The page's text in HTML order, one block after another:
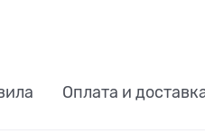
Оплата и